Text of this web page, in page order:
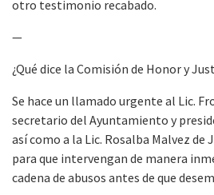
otro testimonio recabado.
—
¿Qué dice la Comisión de Honor y
Se hace un llamado urgente al Lic.
secretario del Ayuntamiento y
así como a la Lic. Rosalba Malvez de
para que intervengan de manera
cadena de abusos antes de que